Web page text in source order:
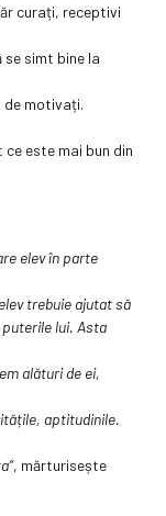
curați, receptivi
simt bine la
de motivați.
este mai bun din
elev în parte
trebuie ajutat să
lui. Asta
alături de ei,
aptitudinile.
, mărturisește